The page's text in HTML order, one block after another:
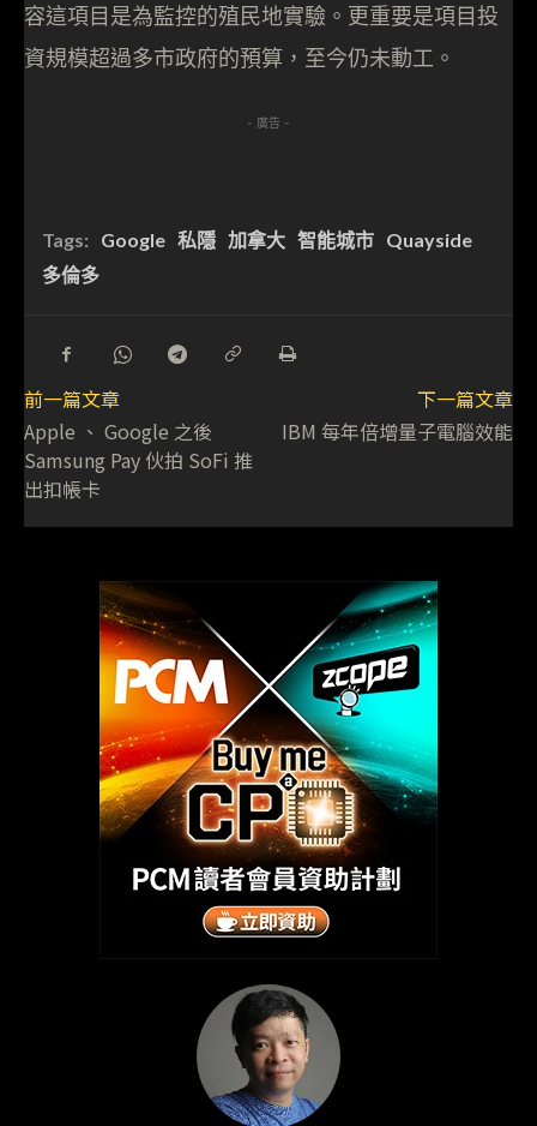
容這項目是為監控的殖民地實驗。更重要是項目投
資規模超過多市政府的預算，至今仍未動工。
- 廣告 -
Tags: Google 私隱 加拿大 智能城市 Quayside
多倫多
前一篇文章
Apple 、 Google 之後
Samsung Pay 伙拍 SoFi 推
出扣帳卡
下一篇文章
IBM 每年倍增量子電腦效能